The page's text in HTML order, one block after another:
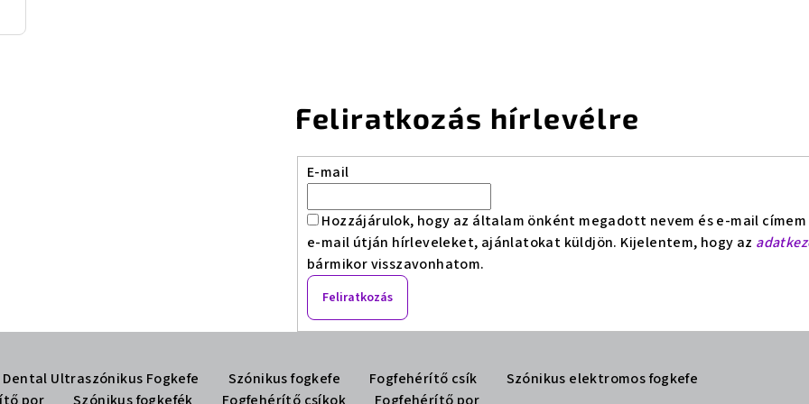
Feliratkozás hírlevélre
E-mail
Hozzájárulok, hogy az általam önként megadott nevem és e-mail
e-mail útján hírleveleket, ajánlatokat küldjön. Kijelentem, hogy az
bármikor visszavonhatom.
Feliratkozás
Dental Ultraszónikus Fogkefe Szónikus fogkefe Fogfehérítő csík
Szónikus elektromos fogkefe